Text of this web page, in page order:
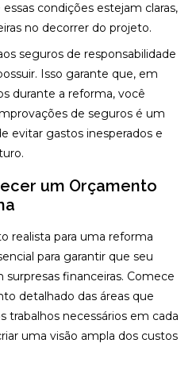
condições estejam claras,
no decorrer do projeto.
seguros de responsabilidade
Isso garante que, em
durante a reforma, você
de seguros é um
evitar gastos inesperados e
um Orçamento
realista para uma reforma
para garantir que seu
financeiras. Comece
detalhado das áreas que
trabalhos necessários em cada
uma visão ampla dos custos